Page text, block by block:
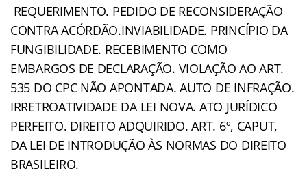
REQUERIMENTO. PEDIDO DE RECONSIDERAÇÃO
CONTRA ACÓRDÃO.INVIABILIDADE. PRINCÍPIO DA
FUNGIBILIDADE. RECEBIMENTO COMO
EMBARGOS DE DECLARAÇÃO. VIOLAÇÃO AO ART.
535 DO CPC NÃO APONTADA. AUTO DE INFRAÇÃO.
IRRETROATIVIDADE DA LEI NOVA. ATO JURÍDICO
PERFEITO. DIREITO ADQUIRIDO. ART. 6º, CAPUT,
DA LEI DE INTRODUÇÃO ÀS NORMAS DO DIREITO
BRASILEIRO.